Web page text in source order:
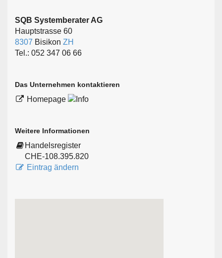
SQB Systemberater AG
Hauptstrasse 60
8307 Bisikon ZH
Tel.: 052 347 06 66
Das Unternehmen kontaktieren
Homepage
Weitere Informationen
Handelsregister
CHE-108.395.820
Eintrag ändern